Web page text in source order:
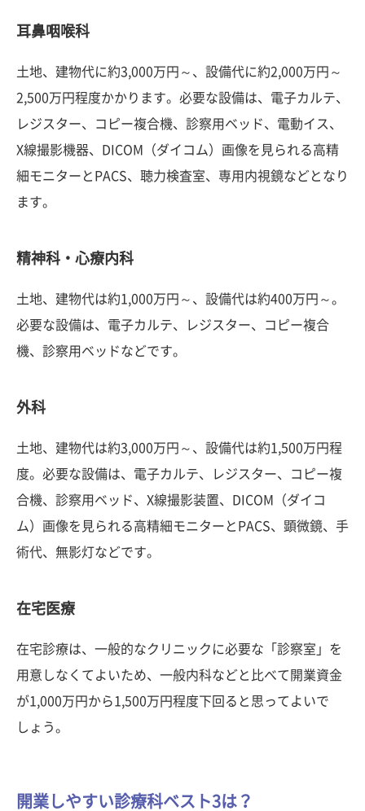
耳鼻咽喉科
土地、建物代に約3,000万円～、設備代に約2,000万円～
2,500万円程度かかります。必要な設備は、電子カルテ、
レジスター、コピー複合機、診察用ベッド、電動イス、
X線撮影機器、DICOM（ダイコム）画像を見られる高精
細モニターとPACS、聴力検査室、専用内視鏡などとなり
ます。
精神科・心療内科
土地、建物代は約1,000万円～、設備代は約400万円～。
必要な設備は、電子カルテ、レジスター、コピー複合
機、診察用ベッドなどです。
外科
土地、建物代は約3,000万円～、設備代は約1,500万円程
度。必要な設備は、電子カルテ、レジスター、コピー複
合機、診察用ベッド、X線撮影装置、DICOM（ダイコ
ム）画像を見られる高精細モニターとPACS、顕微鏡、手
術代、無影灯などです。
在宅医療
在宅診療は、一般的なクリニックに必要な「診察室」を
用意しなくてよいため、一般内科などと比べて開業資金
が1,000万円から1,500万円程度下回ると思ってよいで
しょう。
開業しやすい診療科ベスト3は？